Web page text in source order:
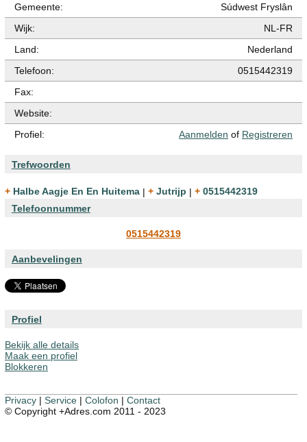
Gemeente:
Súdwest Fryslân
Wijk:
NL-FR
Land:
Nederland
Telefoon:
0515442319
Fax:
Website:
Profiel:
Aanmelden of Registreren
Trefwoorden
+ Halbe Aagje En En Huitema | + Jutrijp |
+ 0515442319
Telefoonnummer
0515442319
Aanbevelingen
Profiel
Bekijk alle details
Maak een profiel
Blokkeren
Privacy | Service | Colofon | Contact
© Copyright +Adres.com 2011 - 2023